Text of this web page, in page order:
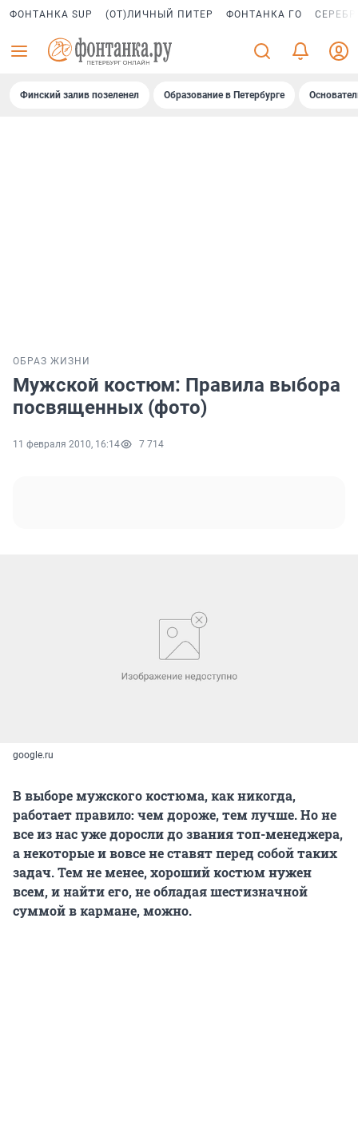
ФОНТАНКА SUP (ОТ)ЛИЧНЫЙ ПИТЕР ФОНТАНКА ГО
Финский залив позеленел Образование в Петербурге
ОБРАЗ ЖИЗНИ
Мужской костюм: Правила выбора
посвященных (фото)
11 февраля 2010, 16:14 7 714
google.ru
В выборе мужского костюма, как никогда,
работает правило: чем дороже, тем лучше. Но не
все из нас уже доросли до звания топ-менеджера,
а некоторые и вовсе не ставят перед собой таких
задач. Тем не менее, хороший костюм нужен
всем, и найти его, не обладая шестизначной
суммой в кармане, можно.